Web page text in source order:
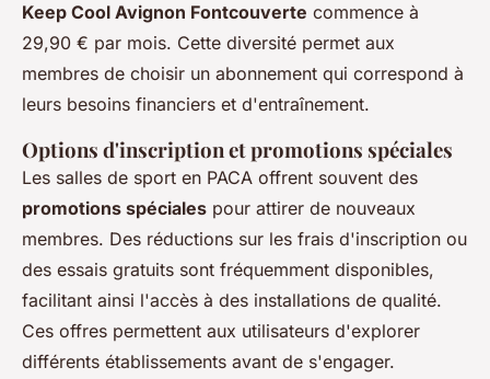
Keep Cool Avignon Fontcouverte commence à
29,90 € par mois. Cette diversité permet aux
membres de choisir un abonnement qui correspond à
leurs besoins financiers et d'entraînement.
Options d'inscription et promotions spéciales
Les salles de sport en PACA offrent souvent des
promotions spéciales pour attirer de nouveaux
membres. Des réductions sur les frais d'inscription ou
des essais gratuits sont fréquemment disponibles,
facilitant ainsi l'accès à des installations de qualité.
Ces offres permettent aux utilisateurs d'explorer
différents établissements avant de s'engager.